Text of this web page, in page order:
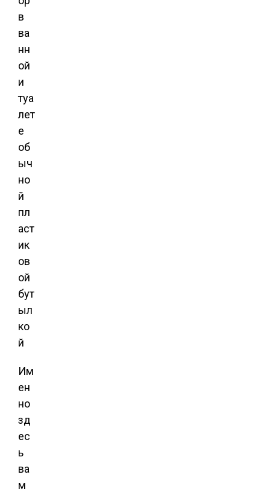
Им
ен
но
зд
ес
ь
ва
м